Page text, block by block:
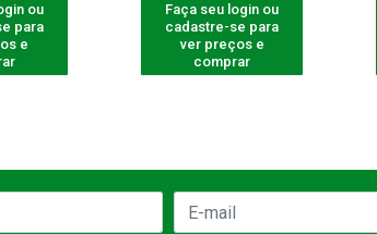
ou
para
e
Faça seu login ou
cadastre-se para
ver preços e
comprar